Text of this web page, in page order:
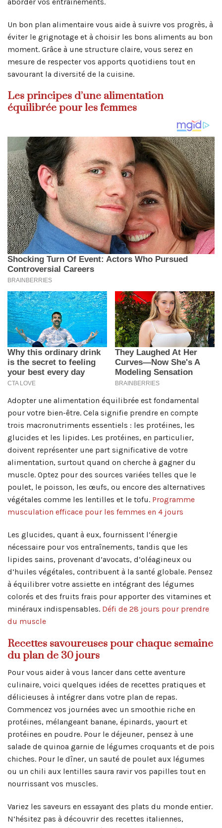
Un bon plan alimentaire vous aide à suivre vos progrès, à
éviter le grignotage et à choisir les bons aliments au bon
moment. Grâce à une structure claire, vous serez en
mesure de respecter vos apports quotidiens tout en
savourant la diversité de la cuisine.
Les principes d’une alimentation
équilibrée pour les femmes
Adopter une alimentation équilibrée est fondamental
pour votre bien-être. Cela signifie prendre en compte
trois macronutriments essentiels : les protéines, les
glucides et les lipides. Les protéines, en particulier,
doivent représenter une part significative de votre
alimentation, surtout quand on cherche à gagner du
muscle. Optez pour des sources variées telles que le
poulet, le poisson, les œufs, ou encore des alternatives
végétales comme les lentilles et le tofu. Programme
musculation efficace pour les femmes en 4 jours
Les glucides, quant à eux, fournissent l’énergie
nécessaire pour vos entraînements, tandis que les
lipides sains, provenant d’avocats, d’oléagineux ou
d’huiles végétales, contribuent à la santé globale. Pensez
à équilibrer votre assiette en intégrant des légumes
colorés et des fruits frais pour apporter des vitamines et
minéraux indispensables. Défi de 28 jours pour prendre
du muscle
Recettes savoureuses pour chaque semaine
du plan de 30 jours
Pour vous aider à vous lancer dans cette aventure
culinaire, voici quelques idées de recettes pratiques et
délicieuses à intégrer dans votre plan de repas.
Commencez vos journées avec un smoothie riche en
protéines, mélangeant banane, épinards, yaourt et
protéines en poudre. Pour le déjeuner, pensez à une
salade de quinoa garnie de légumes croquants et de pois
chiches. Pour le dîner, un sauté de poulet aux légumes
ou un chili aux lentilles saura ravir vos papilles tout en
nourrissant vos muscles.
Variez les saveurs en essayant des plats du monde entier.
N’hésitez pas à découvrir des recettes italiennes,